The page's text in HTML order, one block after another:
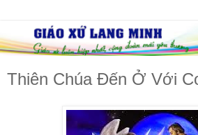
Thiên Chúa Đến Ở Với